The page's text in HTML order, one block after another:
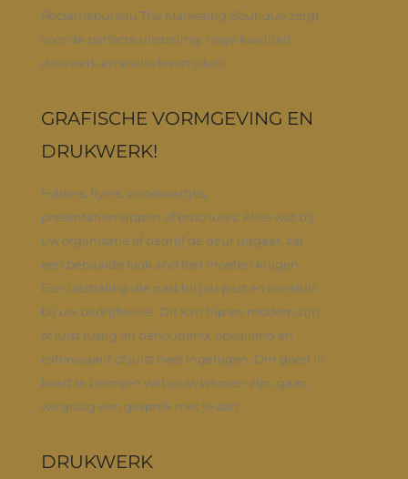
Reclamebureau The Marketing Boutique zorgt
voor de perfecte uitstraling, hoge kwaliteit
drukwerk en snelle levertijden!
GRAFISCHE VORMGEVING EN
DRUKWERK!
Folders, flyers, visitekaartjes,
presentatiemappen of brochures: Alles wat bij
uw organisatie of bedrijf de deur uitgaat, zal
een bepaalde look and feel moeten krijgen.
Een uitstraling die past bij jou past en aansluit
bij uw bedrijfsvisie. Dit kan hip en modern zijn
of juist rustig en behoudend, opvallend en
extravagant of juist heel ingetogen. Om goed in
kaart te brengen wat jouw wensen zijn, gaan
we graag een gesprek met je aan.
DRUKWERK